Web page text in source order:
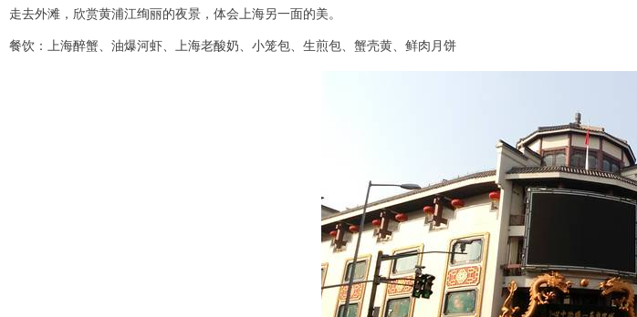
走去外滩，欣赏黄浦江绚丽的夜景，体会上海另一面的美。
餐饮：上海醉蟹、油爆河虾、上海老酸奶、小笼包、生煎包、蟹壳黄、鲜肉月饼